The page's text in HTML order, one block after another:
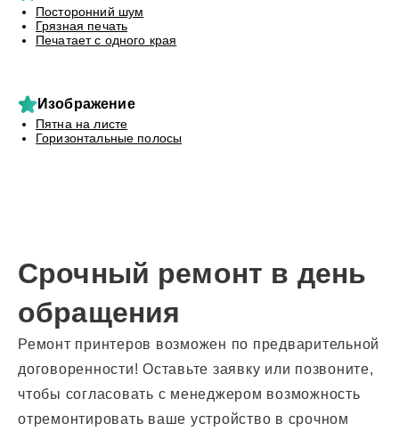
Посторонний шум
Грязная печать
Печатает с одного края
Изображение
Пятна на листе
Горизонтальные полосы
Срочный ремонт в день
обращения
Ремонт принтеров возможен по предварительной
договоренности! Оставьте заявку или позвоните,
чтобы согласовать с менеджером возможность
отремонтировать ваше устройство в срочном